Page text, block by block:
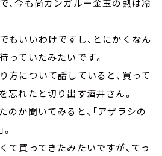
、今も尚カンガルー金玉の熱は冷
もいいわけですし、とにかくなん
っていたみたいです。
方について話していると、買って
忘れたと切り出す酒井さん。
のか聞いてみると、「アザラシの
て買ってきたみたいですが、てっ